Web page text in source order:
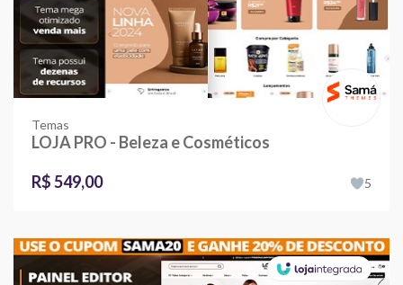
Temas
LOJA PRO - Beleza e Cosméticos
R$ 549,00
5